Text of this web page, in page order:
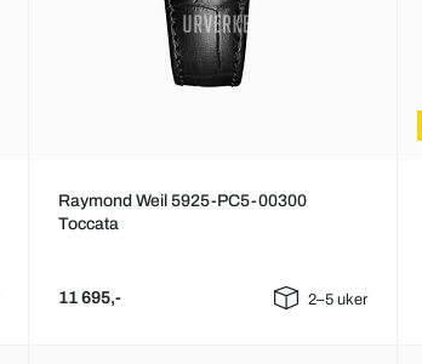
Raymond Weil 5925-PC5-00300
Toccata
11 695,- 2–5 uker